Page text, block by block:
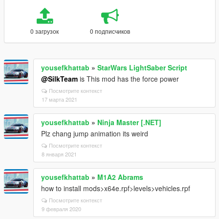
0 загрузок 0 подписчиков
yousefkhattab » StarWars LightSaber Script
@SilkTeam is This mod has the force power
Посмотрите контекст
17 марта 2021
yousefkhattab » Ninja Master [.NET]
Plz chang jump animation its weird
Посмотрите контекст
8 января 2021
yousefkhattab » M1A2 Abrams
how to install mods>x64e.rpf>levels>vehicles.rpf
Посмотрите контекст
9 февраля 2020